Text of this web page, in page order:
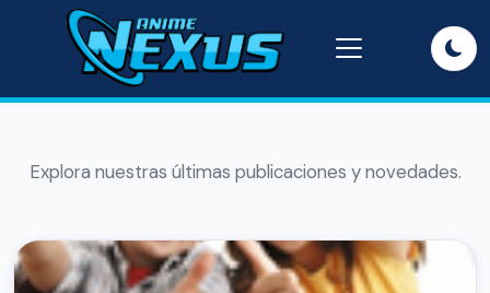
Explora nuestras últimas publicaciones y novedades.